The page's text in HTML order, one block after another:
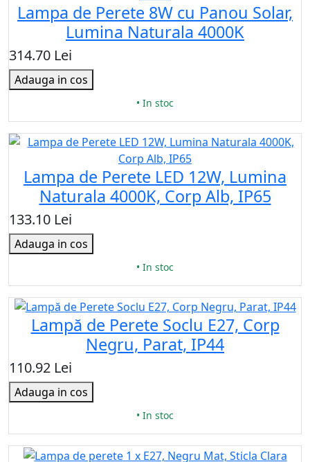
Lampa de Perete 8W cu Panou Solar,
Lumina Naturala 4000K
314.70 Lei
Adauga in cos
• In stoc
Lampa de Perete LED 12W, Lumina
Naturala 4000K, Corp Alb, IP65
133.10 Lei
Adauga in cos
• In stoc
Lampă de Perete Soclu E27, Corp
Negru, Parat, IP44
110.92 Lei
Adauga in cos
• In stoc